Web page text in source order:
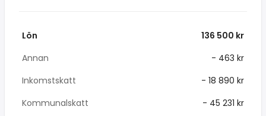
Lön
136 500 kr
Annan
- 463 kr
Inkomstskatt
- 18 890 kr
Kommunalskatt
- 45 231 kr